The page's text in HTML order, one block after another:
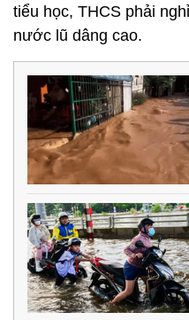
tiểu học, THCS phải
nước lũ dâng cao.